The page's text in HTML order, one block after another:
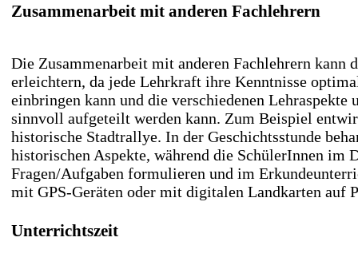
Zusammenarbeit mit anderen Fachlehrern
Die Zusammenarbeit mit anderen Fachlehrern kann
erleichtern, da jede Lehrkraft ihre Kenntnisse
einbringen kann und die verschiedenen Lehraspekte
sinnvoll aufgeteilt werden kann. Zum Beispiel
historische Stadtrallye. In der Geschichtsstunde
historischen Aspekte, während die SchülerInnen im
Fragen/Aufgaben formulieren und im
mit GPS-Geräten oder mit digitalen Landkarten auf
Unterrichtszeit